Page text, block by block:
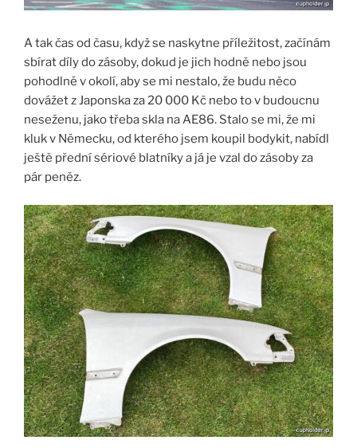
A tak čas od času, když se naskytne příležitost, začínám
sbírat díly do zásoby, dokud je jich hodně nebo jsou
pohodlně v okolí, aby se mi nestalo, že budu něco
dovážet z Japonska za 20 000 Kč nebo to v budoucnu
neseženu, jako třeba skla na AE86. Stalo se mi, že mi
kluk v Německu, od kterého jsem koupil bodykit, nabídl
ještě přední sériové blatníky a já je vzal do zásoby za
pár peněz.